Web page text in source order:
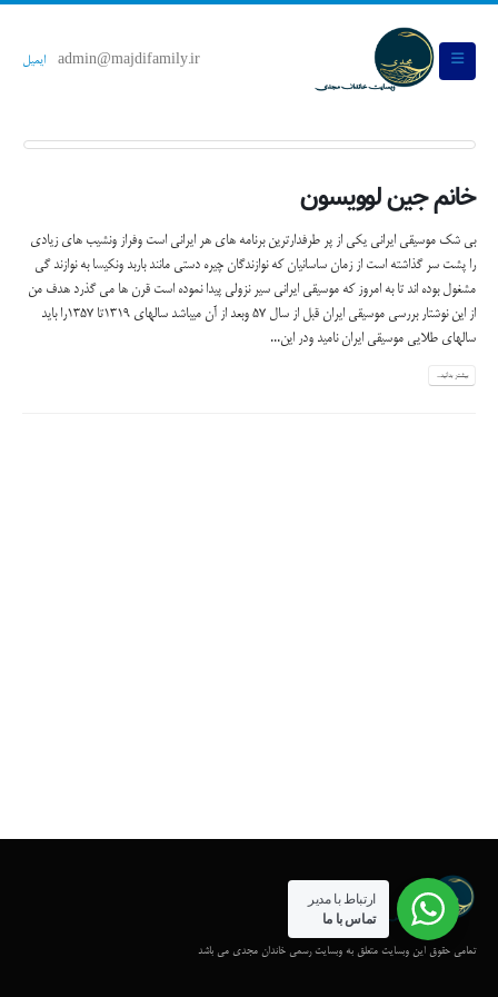
admin@majdifamily.ir ایمیل
خانم جین لوویسون
بی شک موسیقی ایرانی یکی از پر طرفدارترین برنامه های هر ایرانی است وفراز ونشیب های زیادی
را پشت سر گذاشته است از زمان ساسانیان که نوازندگان چیره دستی مانند باربد ونکیسا به نوازند گی
مشغول بوده اند تا به امروز که موسیقی ایرانی سیر نزولی پیدا نموده است قرن ها می گذرد هدف من
از این نوشتار بررسی موسیقی ایران قبل از سال 57 وبعد از آن میباشد سالهای 1319تا 1357را باید
سالهای طلایی موسیقی ایران نامید ودر این...
بیشتر بدانید...
تمامی حقوق این وبسایت متعلق به وبسایت رسمی خاندان مجدی می باشد
ارتباط با مدیر
تماس با ما